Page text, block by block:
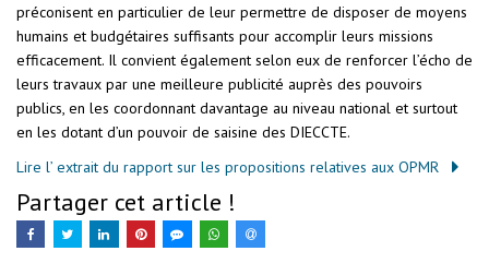
préconisent en particulier de leur permettre de disposer de moyens
humains et budgétaires suffisants pour accomplir leurs missions
efficacement. Il convient également selon eux de renforcer l’écho de
leurs travaux par une meilleure publicité auprès des pouvoirs
publics, en les coordonnant davantage au niveau national et surtout
en les dotant d’un pouvoir de saisine des DIECCTE.
Lire l’ extrait du rapport sur les propositions relatives aux OPMR
Partager cet article !